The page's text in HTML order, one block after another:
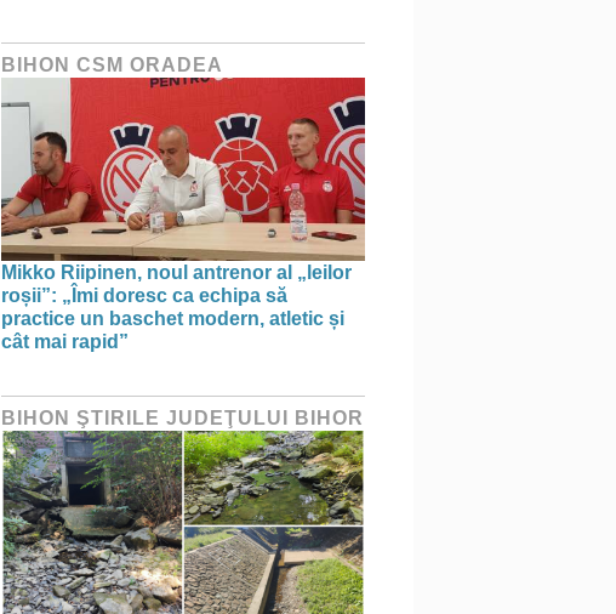
BIHON CSM ORADEA
Mikko Riipinen, noul antrenor al „leilor
roșii”: „Îmi doresc ca echipa să
practice un baschet modern, atletic și
cât mai rapid”
BIHON ŞTIRILE JUDEŢULUI BIHOR